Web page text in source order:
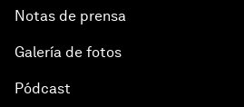
Notas de prensa
Galería de fotos
Pódcast